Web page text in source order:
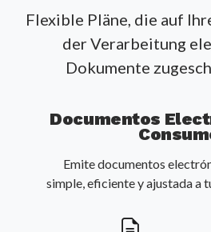
Flexible Pläne, die auf
der Verarbeitung
Dokumente
Documentos
Emite documentos
simple, eficiente y ajustada a